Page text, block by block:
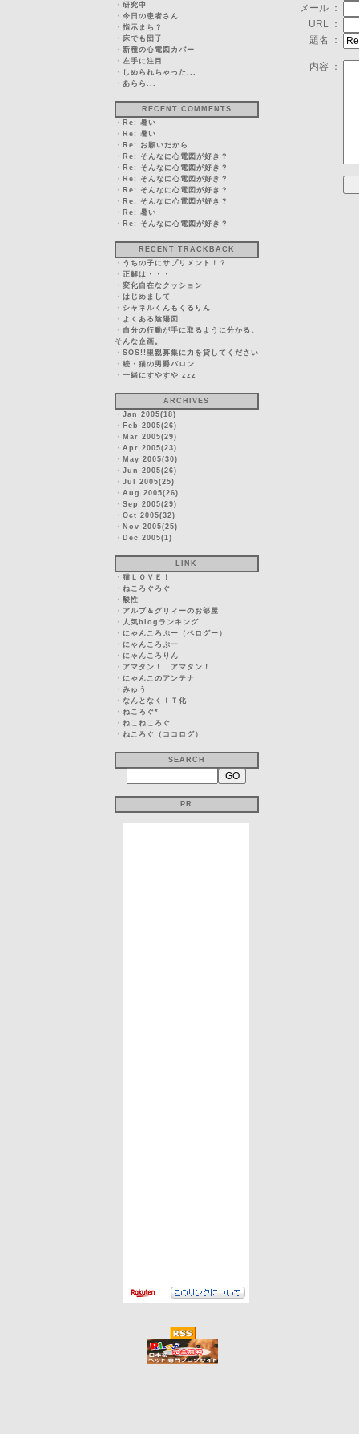
・ 研究中
・ 今日の患者さん
・ 指示まち？
・ 床でも団子
・ 新種の心電図カバー
・ 左手に注目
・ しめられちゃった...
・ あらら...
RECENT COMMENTS
・ Re: 暑い
・ Re: 暑い
・ Re: お願いだから
・ Re: そんなに心電図が好き？
・ Re: そんなに心電図が好き？
・ Re: そんなに心電図が好き？
・ Re: そんなに心電図が好き？
・ Re: そんなに心電図が好き？
・ Re: 暑い
・ Re: そんなに心電図が好き？
RECENT TRACKBACK
・ うちの子にサプリメント！？
・ 正解は・・・
・ 変化自在なクッション
・ はじめまして
・ シャネルくんもくるりん
・ よくある陰陽図
・ 自分の行動が手に取るように分かる。
そんな企画。
・ SOS!!里親募集に力を貸してください
・ 続・猫の男爵バロン
・ 一緒にすやすや zzz
ARCHIVES
・ Jan 2005(18)
・ Feb 2005(26)
・ Mar 2005(29)
・ Apr 2005(23)
・ May 2005(30)
・ Jun 2005(26)
・ Jul 2005(25)
・ Aug 2005(26)
・ Sep 2005(29)
・ Oct 2005(32)
・ Nov 2005(25)
・ Dec 2005(1)
LINK
・ 猫ＬＯＶＥ！
・ ねころぐろぐ
・ 酸性
・ アルブ＆グリィーのお部屋
・ 人気blogランキング
・ にゃんころぷー（ペログー）
・ にゃんころぷー
・ にゃんころりん
・ アマタン！ アマタン！
・ にゃんこのアンテナ
・ みゅう
・ なんとなくＩＴ化
・ ねころぐ*
・ ねこねころぐ
・ ねころぐ（ココログ）
SEARCH
PR
メール ：
URL ：
題名 ：
内容 ：